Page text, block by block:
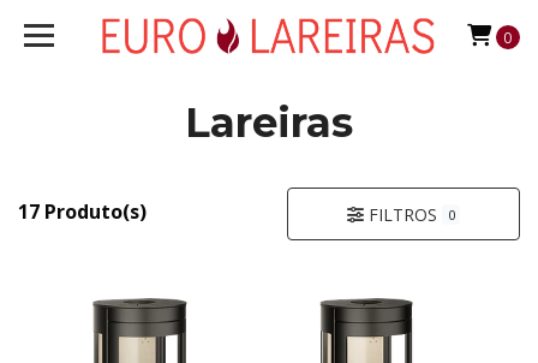
0
Lareiras
17 Produto(s) FILTROS 0